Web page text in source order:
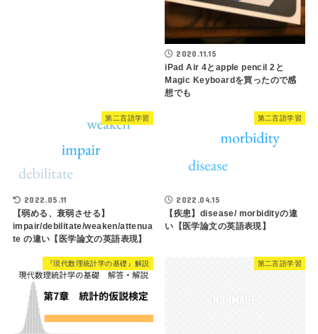
2020.11.15
iPad Air 4とapple pencil 2と
Magic Keyboardを買ったので感
想でも
第二言語学習
2022.05.11
【弱める、衰弱させる】
impair/debilitate/weaken/attenua
te の違い【医学論文の英語表現】
第二言語学習
2022.04.15
【疾患】disease/ morbidityの違
い【医学論文の英語表現】
『現代数理統計学の基礎』解説 第二言語学習